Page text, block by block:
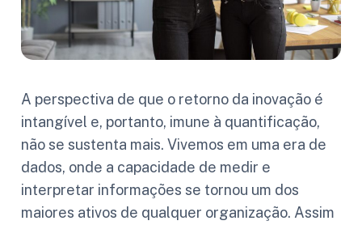
A perspectiva de que o retorno da inovação é
intangível e, portanto, imune à quantificação,
não se sustenta mais. Vivemos em uma era de
dados, onde a capacidade de medir e
interpretar informações se tornou um dos
maiores ativos de qualquer organização. Assim